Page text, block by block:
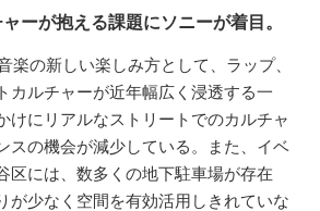
ーが抱える課題にソニーが着目。
楽の新しい楽しみ方として、ラップ、
カルチャーが近年幅広く浸透する一
けにリアルなストリートでのカルチャ
スの機会が減少している。また、イベ
区には、数多くの地下駐車場が存在
が少なく空間を有効活用しきれていな